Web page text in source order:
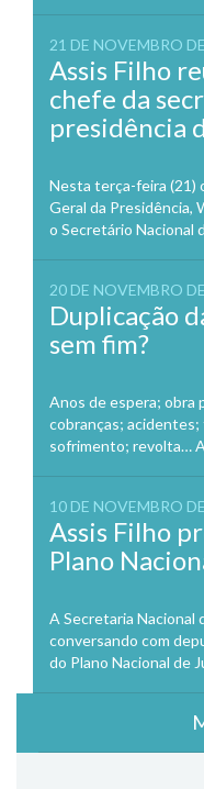
21 DE NOVEMBRO
Assis Filho
chefe da
presidência
Nesta terça-feira (21)
Geral da Presidência,
o Secretário Nacional
20 DE NOVEMBRO
Duplicação
sem fim?
Anos de espera; obra
cobranças;
sofrimento; revolta…
10 DE NOVEMBRO
Assis Filho
Plano
A Secretaria Nacional
conversando com
do Plano Nacional de